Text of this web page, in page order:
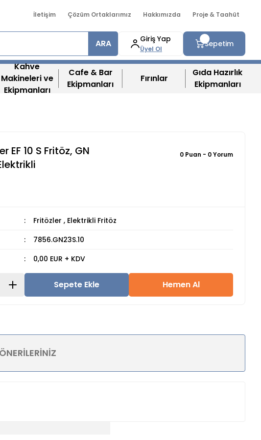
İletişim Çözüm Ortaklarımız Hakkımızda Proje & Taahüt
ARA Giriş Yap
Üyel Ol
Sepetim
Kahve
Makineleri ve
Ekipmanları
Cafe & Bar
Ekipmanları
Fırınlar
Gıda Hazırlık
Ekipmanları
EF 10 S Fritöz, GN
0 Puan - 0 Yorum
Fritözler , Elektrikli Fritöz
7856.GN23S.10
0,00 EUR + KDV
Sepete Ekle Hemen Al
ÖNERILERINIZ